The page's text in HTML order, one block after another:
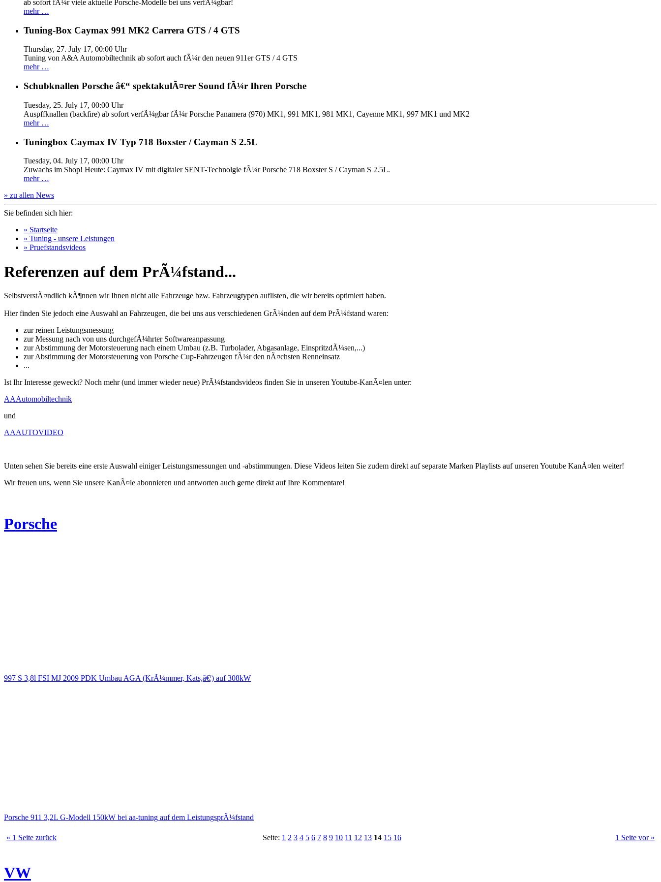
ab sofort fÃ¼r viele aktuelle Porsche-Modelle bei uns verfÃ¼gbar!
mehr …
Tuning-Box Caymax 991 MK2 Carrera GTS / 4 GTS
Thursday, 27. July 17, 00:00 Uhr
Tuning von A&A Automobiltechnik ab sofort auch fÃ¼r den neuen 911er GTS / 4 GTS
mehr …
Schubknallen Porsche â€“ spektakulÃ¤rer Sound fÃ¼r Ihren Porsche
Tuesday, 25. July 17, 00:00 Uhr
Auspffknallen (backfire) ab sofort verfÃ¼gbar fÃ¼r Porsche Panamera (970) MK1, 991 MK1, 981 MK1, Cayenne MK1, 997 MK1 und MK2
mehr …
Tuningbox Caymax IV Typ 718 Boxster / Cayman S 2.5L
Tuesday, 04. July 17, 00:00 Uhr
Zuwachs im Shop! Heute: Caymax IV mit digitaler SENT‐Technolgie fÃ¼r Porsche 718 Boxster S / Cayman S 2.5L.
mehr …
» zu allen News
Sie befinden sich hier:
» Startseite
» Tuning - unsere Leistungen
» Pruefstandsvideos
Referenzen auf dem PrÃ¼fstand...
SelbstverstÃ¤ndlich kÃ¶nnen wir Ihnen nicht alle Fahrzeuge bzw. Fahrzeugtypen auflisten, die wir bereits optimiert haben.
Hier finden Sie jedoch eine Auswahl an Fahrzeugen, die bei uns aus verschiedenen GrÃ¼nden auf dem PrÃ¼fstand waren:
zur reinen Leistungsmessung
zur Messung nach von uns durchgefÃ¼hrter Softwareanpassung
zur Abstimmung der Motorsteuerung nach einem Umbau (z.B. Turbolader, Abgasanlage, EinspritzdÃ¼sen,...)
zur Abstimmung der Motorsteuerung von Porsche Cup-Fahrzeugen fÃ¼r den nÃ¤chsten Renneinsatz
...
Ist Ihr Interesse geweckt? Noch mehr (und immer wieder neue) PrÃ¼fstandsvideos finden Sie in unseren Youtube-KanÃ¤len unter:
AAAutomobiltechnik
und
AAAUTOVIDEO
Unten sehen Sie bereits eine erste Auswahl einiger Leistungsmessungen und -abstimmungen. Diese Videos leiten Sie zudem direkt auf separate Marken Playlists auf unseren Youtube KanÃ¤len weiter!
Wir freuen uns, wenn Sie unsere KanÃ¤le abonnieren und antworten auch gerne direkt auf Ihre Kommentare!
Porsche
997 S 3,8l FSI MJ 2009 PDK Umbau AGA (KrÃ¼mmer, Kats,â€¦) auf 308kW
Porsche 911 3,2L G-Modell 150kW bei aa-tuning auf dem LeistungsprÃ¼fstand
« 1 Seite zurück Seite: 1 2 3 4 5 6 7 8 9 10 11 12 13 14 15 16 1 Seite vor »
VW